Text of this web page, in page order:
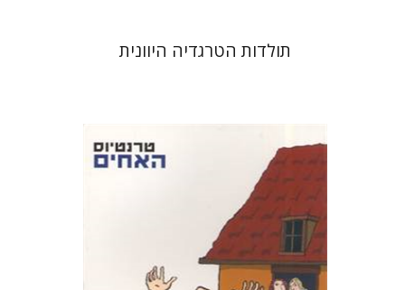
תולדות הטרגדיה היוונית
פובליוס טרנטיוס
דבורה גילולה